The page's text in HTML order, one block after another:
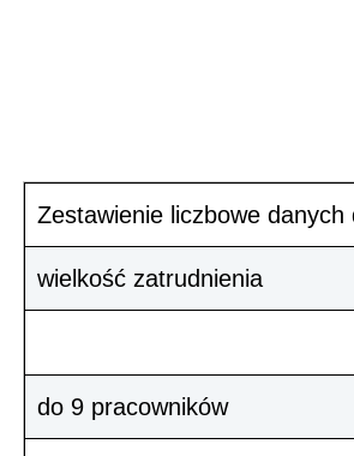
Zestawienie liczbowe danych
wielkość zatrudnienia
do 9 pracowników